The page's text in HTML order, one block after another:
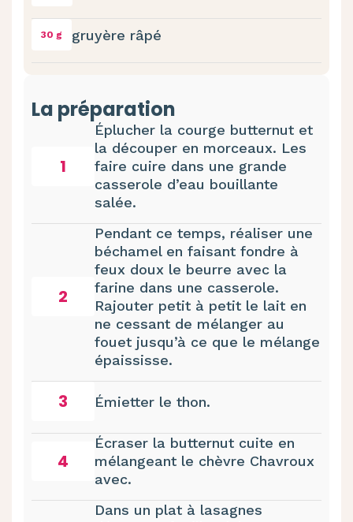
30 g gruyère râpé
La préparation
1
Éplucher la courge butternut et
la découper en morceaux. Les
faire cuire dans une grande
casserole d’eau bouillante
salée.
2
Pendant ce temps, réaliser une
béchamel en faisant fondre à
feux doux le beurre avec la
farine dans une casserole.
Rajouter petit à petit le lait en
ne cessant de mélanger au
fouet jusqu’à ce que le mélange
épaississe.
3 Émietter le thon.
4
Écraser la butternut cuite en
mélangeant le chèvre Chavroux
avec.
Dans un plat à lasagnes